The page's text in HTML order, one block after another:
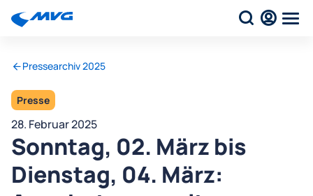
Pressearchiv 2025
Presse
28. Februar 2025
Sonntag, 02. März bis
Dienstag, 04. März: